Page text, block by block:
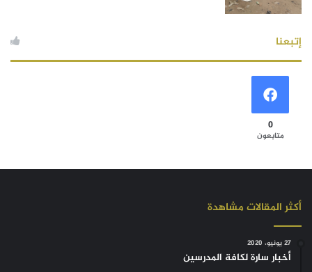
إتبعنا
0
متابعون
أكثر المقالات مشاهدة
27 يونيو، 2020
أخبار سارة لكافة المدرسين